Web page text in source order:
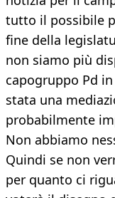
tutto il possibile
fine della
non siamo più
capogruppo Pd in
stata una
probabilmente
Non abbiamo
Quindi se non
per quanto ci